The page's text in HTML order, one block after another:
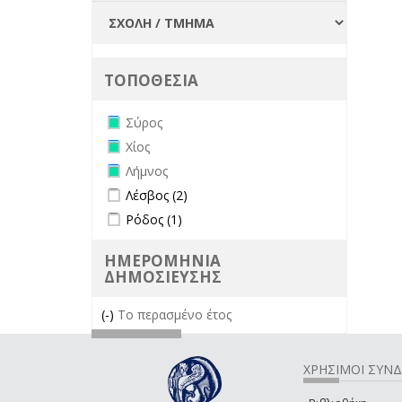
ΤΟΠΟΘΕΣΙΑ
Remove Σύρος filter
Σύρος
Remove Χίος filter
Χίος
Remove Λήμνος filter
Λήμνος
Apply Λέσβος filter
Λέσβος (2)
Apply Ρόδος filter
Ρόδος (1)
ΗΜΕΡΟΜΗΝΙΑ
ΔΗΜΟΣΙΕΥΣΗΣ
(-) Remove Το περασμένο έτος filter
Το περασμένο έτος
ΧΡΗΣΙΜΟΙ